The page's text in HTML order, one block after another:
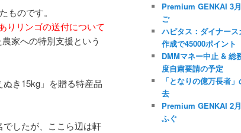
ものです。
りリンゴの送付について
家への特別支援という
き15kg」を贈る特産品
したが、ここら辺は軒
Premium GENKAI 3
ご
ハピタス：ダイナー
作成で45000ポイント
DMMマネー中止 & 総
度自粛要請の予定
「となりの億万長者
去
Premium GENKAI 2
ふぐ